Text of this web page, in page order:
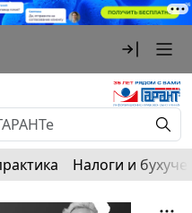
Налоги и